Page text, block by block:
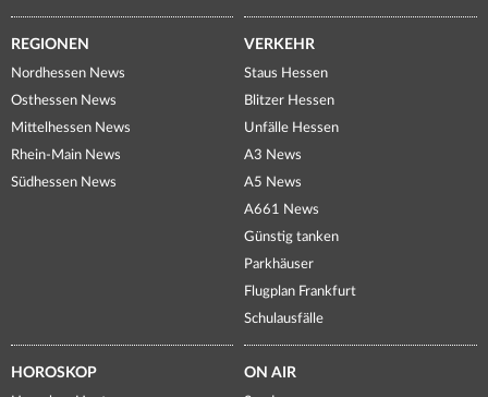
REGIONEN
Nordhessen News
Osthessen News
Mittelhessen News
Rhein-Main News
Südhessen News
VERKEHR
Staus Hessen
Blitzer Hessen
Unfälle Hessen
A3 News
A5 News
A661 News
Günstig tanken
Parkhäuser
Flugplan Frankfurt
Schulausfälle
HOROSKOP ON AIR